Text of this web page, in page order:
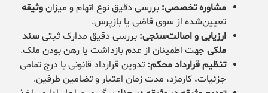
مشاوره تخصصی: بررسی دقیق نوع اتهام و میزانوثیقه
تعیین‌شده از سوی قاضی یا بازپرس.
ارزیابی و اصالت‌سنجی: بررسی دقیق مدارک ثبتیسند
ملکی جهت اطمینان از عدم بازداشت یا رهن بودن ملک.
تنظیم قرارداد محکم: تدوین قرارداد قانونی با درج تمامی
جزئیات، کارمزد، مدت زمان اعتبار و تضامین طرفین.